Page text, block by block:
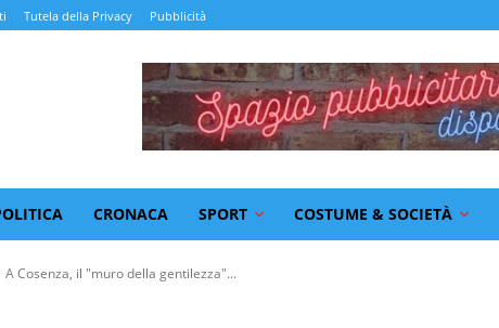
Tutela della Privacy Pubblicità
CRONACA SPORT COSTUME & SOCIETÀ
A Cosenza, il "muro della gentilezza"...